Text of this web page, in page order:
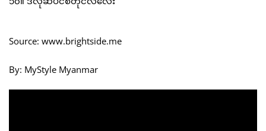
Source: www.brightside.me
By: MyStyle Myanmar